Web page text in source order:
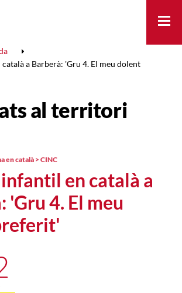
a Barberà: 'Gru 4. El meu dolent
al territori
en català a
'Gru 4. El meu
en català > CINC